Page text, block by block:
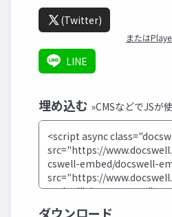
(Twitter)
または
LINE
埋め込む »CMSなどでJSが
ダウンロード